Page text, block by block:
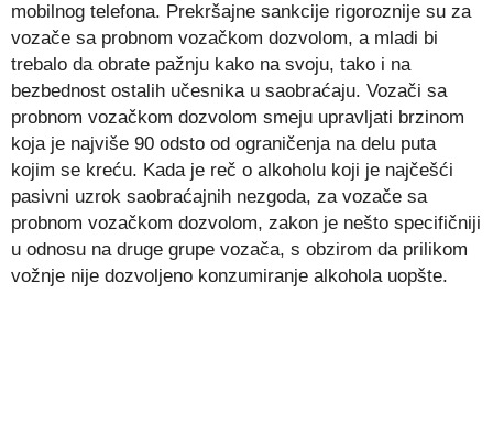
mobilnog telefona. Prekršajne sankcije rigoroznije su za
vozače sa probnom vozačkom dozvolom, a mladi bi
trebalo da obrate pažnju kako na svoju, tako i na
bezbednost ostalih učesnika u saobraćaju. Vozači sa
probnom vozačkom dozvolom smeju upravljati brzinom
koja je najviše 90 odsto od ograničenja na delu puta
kojim se kreću. Kada je reč o alkoholu koji je najčešći
pasivni uzrok saobraćajnih nezgoda, za vozače sa
probnom vozačkom dozvolom, zakon je nešto specifičniji
u odnosu na druge grupe vozača, s obzirom da prilikom
vožnje nije dozvoljeno konzumiranje alkohola uopšte.